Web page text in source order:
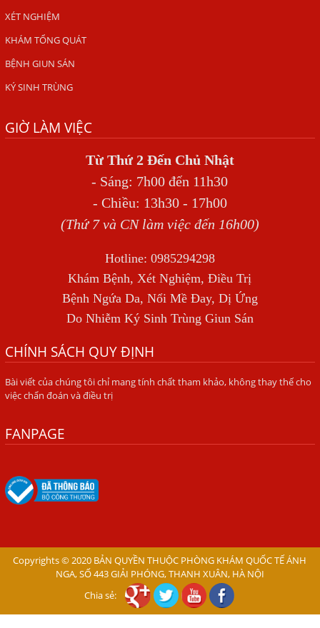
ẤU TRÙNG SÁN CHÓ DI CHUYỂN QUA DA GÂY NGỨA
VIÊM DA ĐỒNG TIỀN
Tại sao khám bệnh viện da liễu nhiều năm không hết
SÁN TRONG NÃO GÂY RA CÁC TRIỆU CHỨNG NHƯ TÂM
Địa Chỉ Điều Trị Bệnh Sán Dây Uy Tín Tại Hà Nội
TỔNG QUAN VỀ NHIỄM GIUN LƯƠN
Đầu Hàng Vì Trị Nhiều Lần Không Khỏi
NHIỄM TRÙNG NÃO DO AMIP, VIÊM MÀNG NÃO DO AMIP
NGUYÊN PHÁT
Trị Bệnh Hôi Miệng Do Nhiễm Ký Sinh Trùng Giun Sán
Có Nên Quá Lo Lắng Khi Bị Ngứa Kéo Dài Do Nhiễm Giun
Đũa Chó Mèo?
Viêm Da Dị Ứng Kéo Dài Tôi Chỉ Mong Tìm Được Nguyên
Mẩn Ngứa Da Do Giun Sán Cách Phát Hiện Nhiễm Sán
Trong Máu Gây Ngứa
Thuốc Điều Trị Giun Đũa Chó Tại Phòng Khám Chuyên
Khoa Ký Sinh Trùng
Có Nên Quá Lo Lắng Khi Bị Nhiễm Bệnh Sán Chó Mèo
Toxocara?
XÉT NGHIỆM
KHÁM TỔNG QUÁT
BỆNH GIUN SÁN
KÝ SINH TRÙNG
GIỜ LÀM VIỆC
Từ Thứ 2 Đến Chủ Nhật
- Sáng: 7h00 đến 11h30
- Chiều: 13h30 - 17h00
(Thứ 7 và CN làm việc đến 16h00)
Hotline: 0985294298
Khám Bệnh, Xét Nghiệm, Điều Trị
Bệnh Ngứa Da, Nổi Mề Đay, Dị Ứng
Do Nhiễm Ký Sinh Trùng Giun Sán
CHÍNH SÁCH QUY ĐỊNH
Bài viết của chúng tôi chỉ mang tính chất tham khảo, không thay thế cho
việc chẩn đoán và điều trị
FANPAGE
Copyrights © 2020 BẢN QUYỀN THUỘC PHÒNG KHÁM QUỐC TẾ ÁNH
NGA, SỐ 443 GIẢI PHÓNG, THANH XUÂN, HÀ NỘI
Chia sẻ: